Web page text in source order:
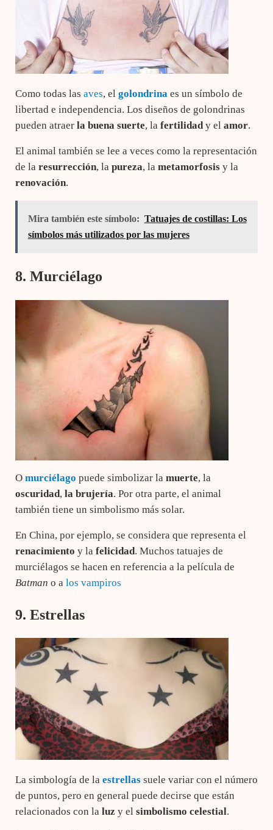
Como todas las aves, el golondrinaes un símbolo de
libertad e independencia. Los diseños de golondrinas
pueden atraer la buena suerte, la fertilidady el amor.
El animal también se lee a veces como la representación
de la resurrección, la pureza, la metamorfosisy la
renovación.
Mira también este símbolo: Tatuajes de costillas: Los
símbolos más utilizados por las mujeres
8. Murciélago
O murciélago puede simbolizar la muerte, la
oscuridad, la brujería. Por otra parte, el animal
también tiene un simbolismo más solar.
En China, por ejemplo, se considera que representa el
renacimiento y la felicidad. Muchos tatuajes de
murciélagos se hacen en referencia a la película de
Batman o a los vampiros
9. Estrellas
La simbología de la estrellassuele variar con el número
de puntos, pero en general puede decirse que están
relacionados con la luzy el simbolismo celestial.